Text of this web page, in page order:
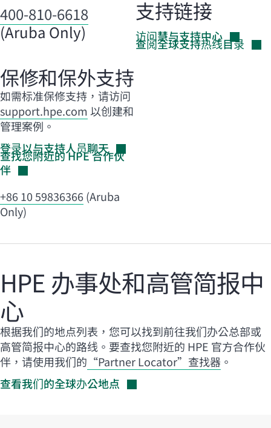
400-810-6618
(Aruba Only)
保修和保外支持
如需标准保修支持，请访问
support.hpe.com以创建和
管理案例。
登录以与支持人员聊天
查找您附近的 HPE合作伙
伴
+86 10 59836366(Aruba
Only)
支持链接
访问慧与支持中心
查阅全球支持热线目录
HPE 办事处和高管简报中
心
根据我们的地点列表，您可以找到前往我们办公总部或
高管简报中心的路线。要查找您附近的 HPE 官方合作伙
伴，请使用我们的 “Partner Locator”查找器 。
查看我们的全球办公地点